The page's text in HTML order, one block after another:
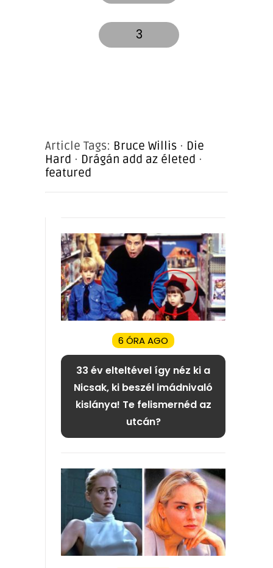
3
Article Tags: Bruce Willis · Die
Hard · Drágán add az életed ·
featured
6 ÓRA AGO
33 év elteltével így néz ki a
Nicsak, ki beszél imádnivaló
kislánya! Te felismernéd az
utcán?